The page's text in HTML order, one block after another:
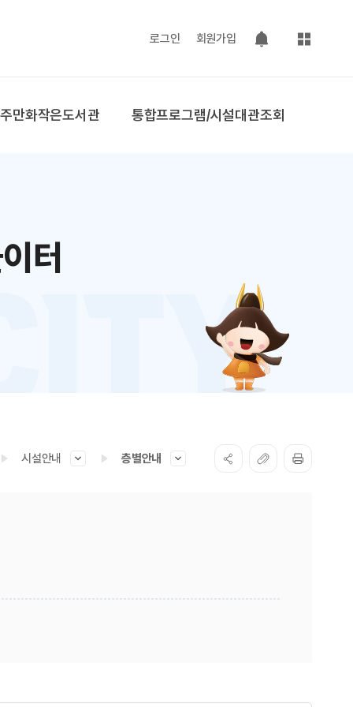
로그인 회원가입
팝업 열기
사이트맵
만화작은도서관 통합프로그램/시설대관조회
터
시설안내 층별안내